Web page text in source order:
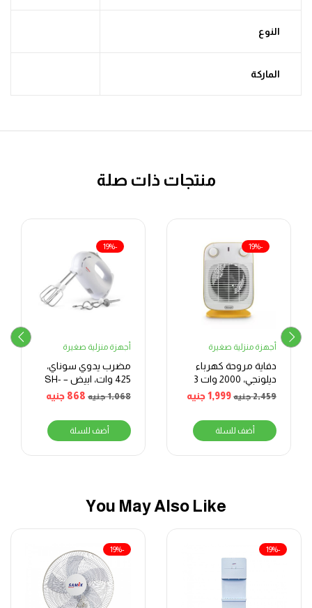
النوع
الماركة
منتجات ذات صلة
-19%
أجهزة منزلية صغيرة
دفاية مروحة كهرباء
ديلونجي، 2000 وات 3
مراحل، أصفر
2,459جنيه 1,999جنيه
أضف للسلة
-19%
أجهزة منزلية صغيرة
مضرب يدوي سوناي،
425 وات، ابيض – SH-
720
1,068جنيه 868 جنيه
أضف للسلة
You May Also Like
-19%
-19%